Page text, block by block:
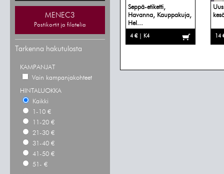
MENEC3
Postikortit ja filatelia
Tarkenna hakutulosta
KAMPANJAT
Vain kampanjakohteet
HINTALUOKKA
Kaikki
1-10 €
11-20 €
21-30 €
31-40 €
41-50 €
51- €
Seppä-etiketti,
Havanna, Kauppakuja,
Hel...
4 € | K4 14